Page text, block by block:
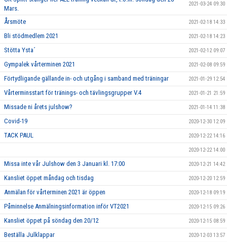
Mars.
2021-03-24 09:30
Årsmöte 2021-02-18 14:33
Bli stödmedlem 2021 2021-02-18 14:23
Stötta Ysta´ 2021-02-12 09:07
Gympalek vårterminen 2021 2021-02-08 09:59
Förtydligande gällande in- och utgång i samband med träningar 2021-01-29 12:54
Vårterminsstart för tränings- och tävlingsgrupper V.4 2021-01-21 21:59
Missade ni årets julshow? 2021-01-14 11:38
Covid-19 2020-12-30 12:09
TACK PAUL 2020-12-22 14:16
2020-12-22 14:00
Missa inte vår Julshow den 3 Januari kl. 17:00 2020-12-21 14:42
Kansliet öppet måndag och tisdag 2020-12-20 12:59
Anmälan för vårterminen 2021 är öppen 2020-12-18 09:19
Påminnelse Anmälningsinformation inför VT2021 2020-12-15 09:26
Kansliet öppet på söndag den 20/12 2020-12-15 08:59
Beställa Julklappar 2020-12-03 13:57